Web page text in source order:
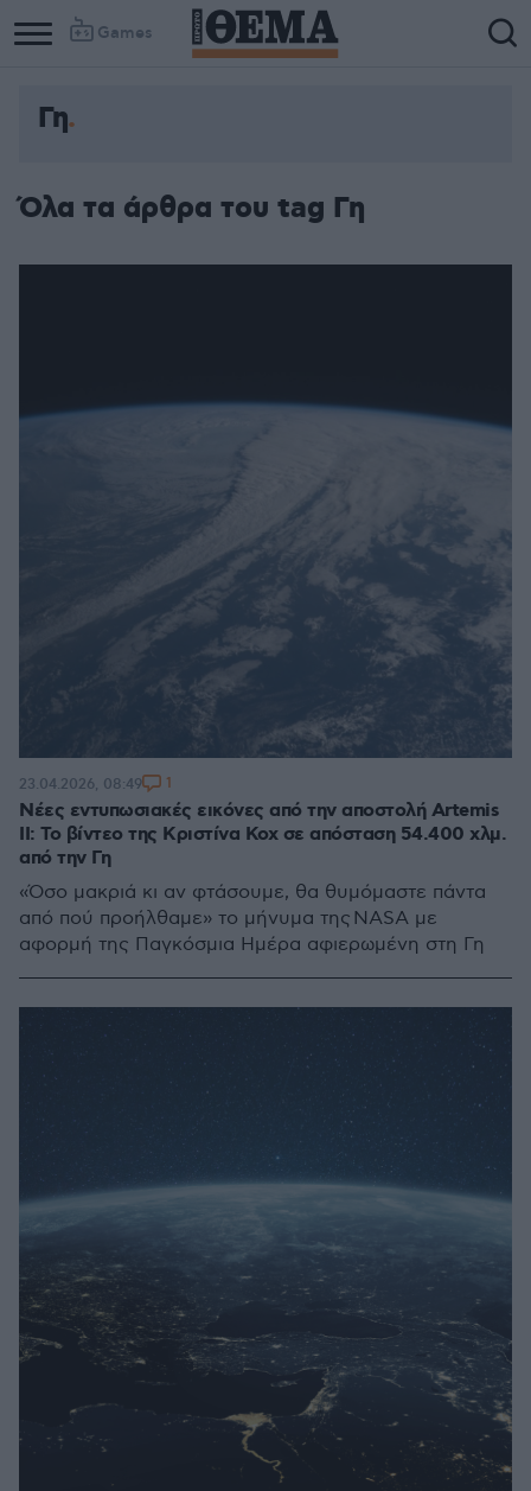
Games
Γη
Όλα τα άρθρα του tag Γη
Νέες εντυπωσιακές εικόνες από την αποστολή Artemis
II: Το βίντεο της Κριστίνα Κοχ σε απόσταση 54.400 χλμ.
από την Γη
«Όσο μακριά κι αν φτάσουμε, θα θυμόμαστε πάντα
από πού προήλθαμε» το μήνυμα της NASA με
αφορμή της Παγκόσμια Ημέρα αφιερωμένη στη Γη
23.04.2026, 08:49 1